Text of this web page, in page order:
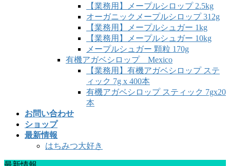
【業務用】メープルシロップ 2.5kg
オーガニックメープルシロップ 312g
【業務用】メープルシュガー 1kg
【業務用】メープルシュガー 10kg
メープルシュガー 顆粒 170g
有機アガベシロップ Mexico
【業務用】有機アガベシロップ ステ
ィック 7g x 400本
有機アガベシロップ スティック 7gx20
本
お問い合わせ
ショップ
最新情報
はちみつ大好き